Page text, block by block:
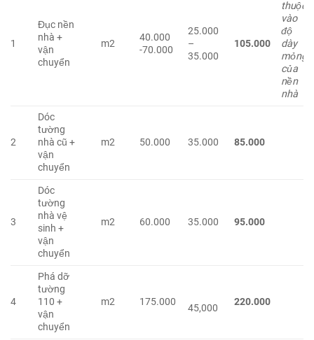
1
Đục nền
nhà +
vận
chuyển
m2
40.000
-70.000
25.000
–
35.000
105.000
thuộc
vào
độ
dày
mỏng
của
nền
nhà
2
Dóc
tường
nhà cũ +
vận
chuyển
m2 50.000 35.000 85.000
3
Dóc
tường
nhà vệ
sinh +
vận
chuyển
m2 60.000 35.000 95.000
4
Phá dỡ
tường
110 +
vận
chuyển
m2 175.000
45,000
220.000